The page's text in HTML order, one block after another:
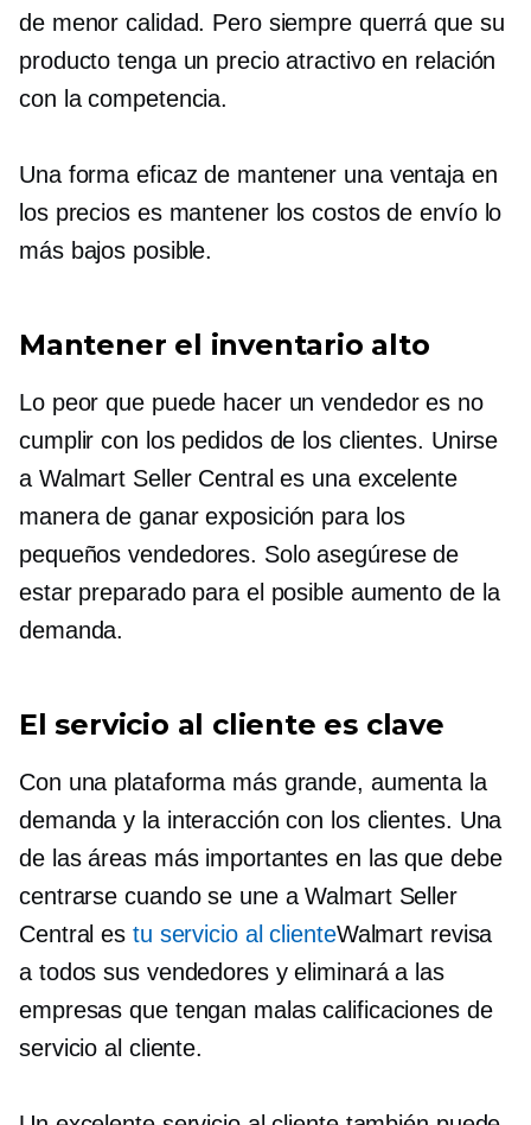
de menor calidad. Pero siempre querrá que su
producto tenga un precio atractivo en relación
con la competencia.
Una forma eficaz de mantener una ventaja en
los precios es mantener los costos de envío lo
más bajos posible.
Mantener el inventario alto
Lo peor que puede hacer un vendedor es no
cumplir con los pedidos de los clientes. Unirse
a Walmart Seller Central es una excelente
manera de ganar exposición para los
pequeños vendedores. Solo asegúrese de
estar preparado para el posible aumento de la
demanda.
El servicio al cliente es clave
Con una plataforma más grande, aumenta la
demanda y la interacción con los clientes. Una
de las áreas más importantes en las que debe
centrarse cuando se une a Walmart Seller
Central es tu servicio al clienteWalmart revisa
a todos sus vendedores y eliminará a las
empresas que tengan malas calificaciones de
servicio al cliente.